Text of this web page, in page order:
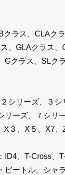
クラス、CLAク
、GLAクラス、
Gクラス、SLク
シリーズ、３シ
リーズ、７シリ
X３、X５、X7
ID4、T-Cross、
ビートル、シャ